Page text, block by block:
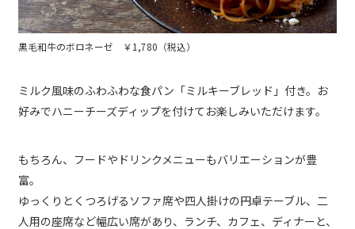
黒毛和牛のボロネーゼ ￥1,780（税込）
ミルク風味のふわふわな食パン「ミルキーブレッド」付き。お
好みでハニーチーズディップを付けてお楽しみいただけます。
もちろん、フードやドリンクメニューもバリエーションが豊
富。
ゆっくりとくつろげるソファ席や四人掛けの円卓テーブル、二
人用の座席など幅広い席があり、ランチ、カフェ、ディナーと、